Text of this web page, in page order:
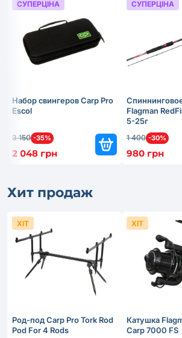
Набор свингеров Carp Pro
Escol
3 150 -35%
2 048 грн
СУПЕРЦІНА
Flagman
5-25г
1 400 -30%
980 грн
СУПЕРЦІНА
Хит продаж
Род-под Carp Pro Tork Rod
Pod For 4 Rods
ХІТ
Катушка
Carp 7000 FS
ХІТ